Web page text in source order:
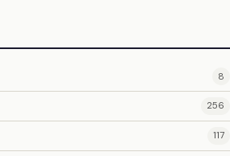
8
256
117